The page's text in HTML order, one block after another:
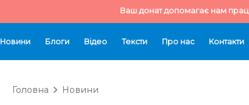
Ваш донат допомагає нам
Новини Блоги Відео Тексти Про нас Контакти
Головна Новини